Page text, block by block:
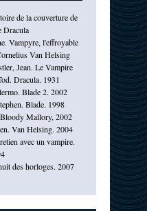
de la couverture de
Dracula
Vampyre, l'effroyable
Van Helsing
Jean. Le Vampire
Dracula. 1931
Blade 2. 2002
Blade. 1998
Mallory, 2002
Van Helsing. 2004
avec un vampire.
des horloges. 2007